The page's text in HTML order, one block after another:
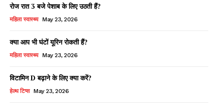
रोज रात 3 बजे पेशाब के लिए उठती हैं?
महिला स्वास्थ्य May 23, 2026
क्या आप भी घंटों यूरिन रोकती हैं?
महिला स्वास्थ्य May 23, 2026
विटामिन D बढ़ाने के लिए क्या करें?
हेल्थ टिप्स May 23, 2026